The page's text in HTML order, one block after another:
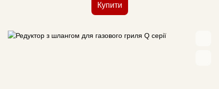
Купити